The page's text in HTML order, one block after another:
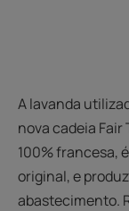
A lavanda
nova cadeia Fair
100% francesa,
original, e
abastecimento.